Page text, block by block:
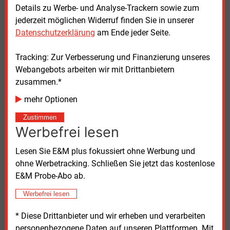
Details zu Werbe- und Analyse-Trackern sowie zum
jederzeit möglichen Widerruf finden Sie in unserer
Datenschutzerklärung am Ende jeder Seite.
Tracking: Zur Verbesserung und Finanzierung unseres
Webangebots arbeiten wir mit Drittanbietern
zusammen.*
mehr Optionen
Zustimmen
Werbefrei lesen
Lesen Sie E&M plus fokussiert ohne Werbung und
ohne Werbetracking. Schließen Sie jetzt das kostenlose
E&M Probe-Abo ab.
Werbefrei lesen
* Diese Drittanbieter und wir erheben und verarbeiten
Bereits 2023 hatten Attac Österreich und andere
Gegner der Gasindustrie versucht, die EGC im Wiener
waren knapp 170 Personen beteiligt, 143 wurden von
der Polizei wegen „schwerer gemeinschaftlicher
Gewalt“, Widerstands gegen die Staatsgewalt sowie
angezeigt. Die Staatsanwaltschaft Wien wies die
Anzeigen im Februar 2024 zurück. Seitens der
Demonstranten war von übertriebener
Gewaltanwendung durch die Exekutive die Rede.
Die European Gas Conference, die im Januar 2025
zum 17. Mal stattfindet, gilt als eine der wichtigsten
Zusammenkünfte der Erdgas- sowie mittlerweile
auch der Wasserstoffindustrie. Zu ihren
Hauptsponsoren gehört die OMV. Bis zur russischen
Invasion in der Ukraine war auf der EGC stets auch